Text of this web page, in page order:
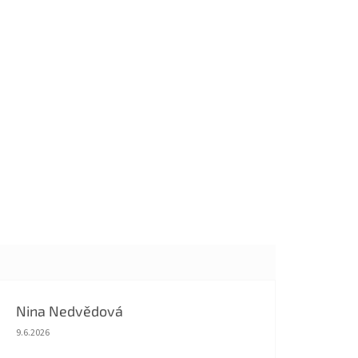
Nina Nedvědová
Hodnocení obchodu je 5 z 5 hvězdiček.
9.6.2026